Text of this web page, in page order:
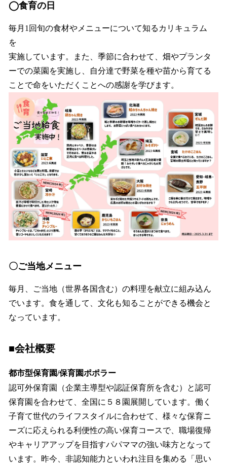
◯食育の日
毎月1回旬の食材やメニューについて知るカリキュラム
を
実施しています。また、季節に合わせて、畑やプランタ
ーでの菜園を実施し、自分達で野菜を種や苗から育てる
ことで命をいただくことへの感謝を学びます。
〇ご当地メニュー
毎月、ご当地（世界各国含む）の料理を献立に組み込ん
でいます。食を通して、文化も知ることができる機会と
なっています。
■会社概要
都市型保育園/保育園ポポラー
認可外保育園（企業主導型や認証保育所を含む）と認可
保育園を合わせて、全国に５８園展開しています。働く
子育て世代のライフスタイルに合わせて、様々な保育ニ
ーズに応えられる利便性の高い保育コースで、職場復帰
やキャリアアップを目指すパパママの強い味方となって
います。昨今、非認知能力といわれ注目を集める「思い